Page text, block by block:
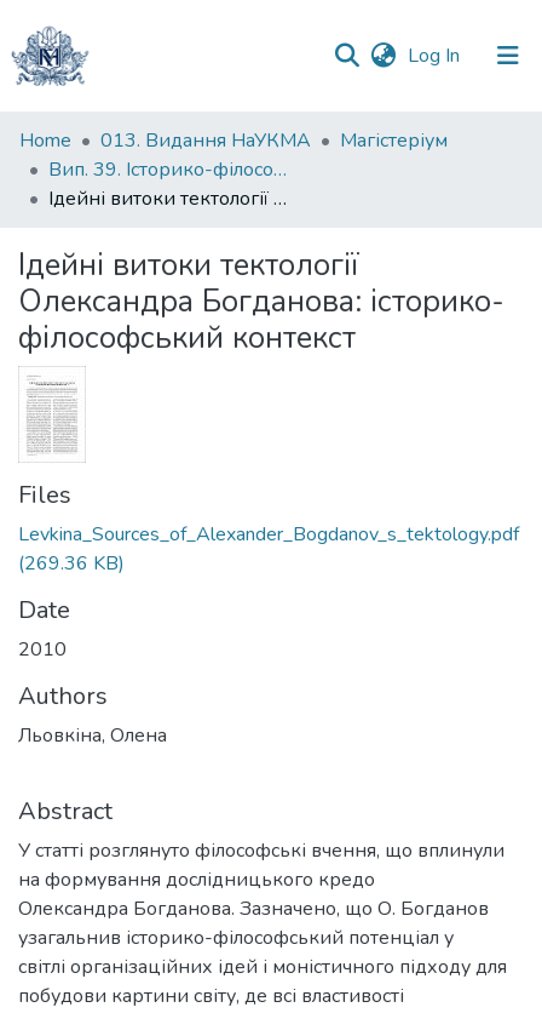
Log In (current)
Communities
&
Collections
Statistics
Home 013. Видання НаУКМА
Магістеріум
Вип. 39. Історико-філософські студії
Ідейні витоки тектології Олександра Богданова: історико-філософський контекст
Ідейні витоки тектології
Олександра Богданова: історико-
філософський контекст
Files
Levkina_Sources_of_Alexander_Bogdanov_s_tektology.pdf
(269.36 KB)
Date
2010
Authors
Льовкіна, Олена
Abstract
У статті розглянуто філософські вчення, що вплинули
на формування дослідницького кредо
Олександра Богданова. Зазначено, що О. Богданов
узагальнив історико-філософський потенціал у
світлі організаційних ідей і моністичного підходу для
побудови картини світу, де всі властивості